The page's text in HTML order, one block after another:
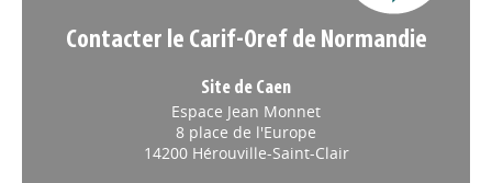
Contacter le Carif-Oref de Normandie
Site de Caen
Espace Jean Monnet
8 place de l'Europe
14200 Hérouville-Saint-Clair